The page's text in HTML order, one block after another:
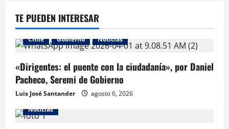
TE PUEDEN INTERESAR
Chile Gobierno Noticias
«Dirigentes: el puente con la ciudadanía», por Daniel
Pacheco, Seremi de Gobierno
Luis José Santander
agosto 6, 2026
Noticias